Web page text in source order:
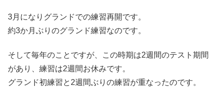
3月になりグランドでの練習再開です。
約3か月ぶりのグランド練習なのです。
そして毎年のことですが、この時期は2週間のテスト期間
があり、練習は2週間お休みです。
グランド初練習と2週間ぶりの練習が重なったのです。